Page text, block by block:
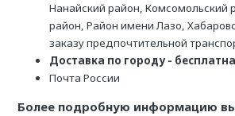
Нанайский район, Комсомольский
район, Район имени Лазо,
заказу предпочтительной
Доставка по городу -
Почта России
Более подробную информацию вы